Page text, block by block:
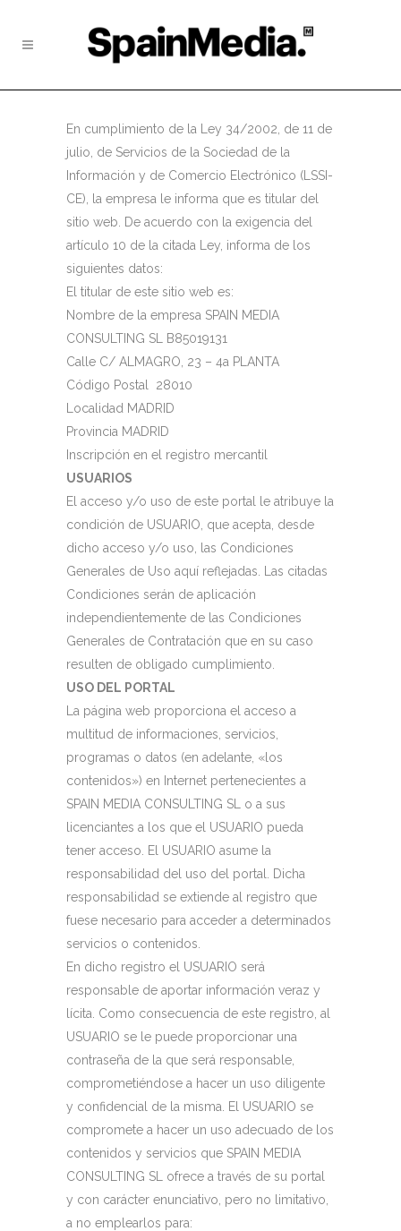
En cumplimiento de la Ley 34/2002, de 11 de
julio, de Servicios de la Sociedad de la
Información y de Comercio Electrónico (LSSI-
CE), la empresa le informa que es titular del
sitio web. De acuerdo con la exigencia del
artículo 10 de la citada Ley, informa de los
siguientes datos:
El titular de este sitio web es:
Nombre de la empresa SPAIN MEDIA
CONSULTING SL B85019131
Calle C/ ALMAGRO, 23 – 4a PLANTA
Código Postal 28010
Localidad MADRID
Provincia MADRID
Inscripción en el registro mercantil
USUARIOS
El acceso y/o uso de este portal le atribuye la
condición de USUARIO, que acepta, desde
dicho acceso y/o uso, las Condiciones
Generales de Uso aquí reflejadas. Las citadas
Condiciones serán de aplicación
independientemente de las Condiciones
Generales de Contratación que en su caso
resulten de obligado cumplimiento.
USO DEL PORTAL
La página web proporciona el acceso a
multitud de informaciones, servicios,
programas o datos (en adelante, «los
contenidos») en Internet pertenecientes a
SPAIN MEDIA CONSULTING SL o a sus
licenciantes a los que el USUARIO pueda
tener acceso. El USUARIO asume la
responsabilidad del uso del portal. Dicha
responsabilidad se extiende al registro que
fuese necesario para acceder a determinados
servicios o contenidos.
En dicho registro el USUARIO será
responsable de aportar información veraz y
lícita. Como consecuencia de este registro, al
USUARIO se le puede proporcionar una
contraseña de la que será responsable,
comprometiéndose a hacer un uso diligente
y confidencial de la misma. El USUARIO se
compromete a hacer un uso adecuado de los
contenidos y servicios que SPAIN MEDIA
CONSULTING SL ofrece a través de su portal
y con carácter enunciativo, pero no limitativo,
a no emplearlos para: